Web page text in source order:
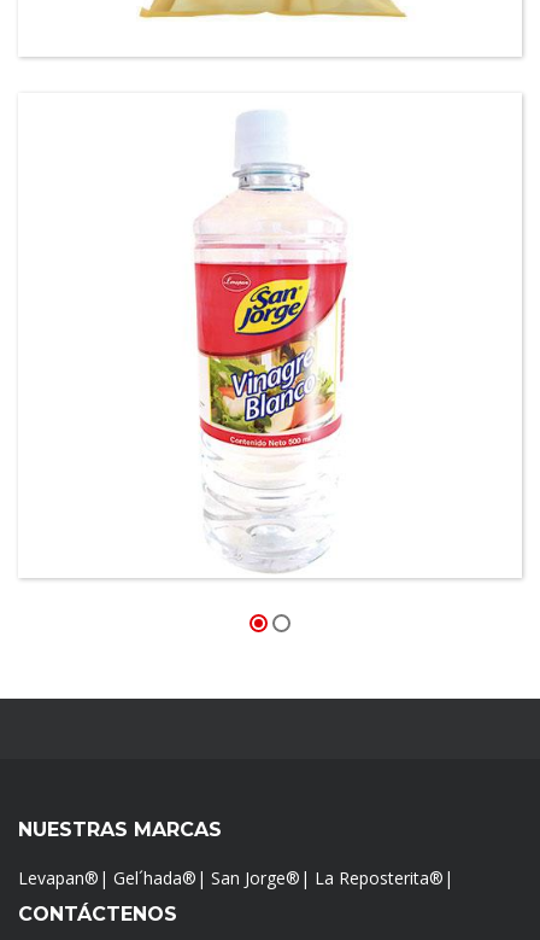
Vinagre San Jorge®
NUESTRAS MARCAS
Levapan® | Gel´hada® | San Jorge® | La Reposterita® |
CONTÁCTENOS